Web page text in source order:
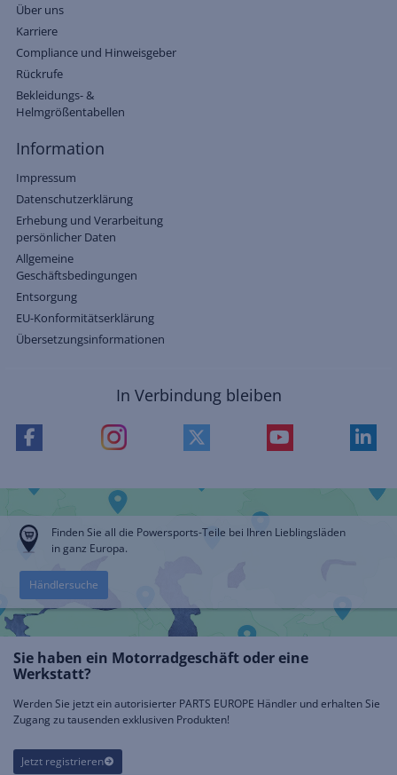
Über uns
Karriere
Compliance und Hinweisgeber
Rückrufe
Bekleidungs- &
Helmgrößentabellen
Information
Impressum
Datenschutzerklärung
Erhebung und Verarbeitung
persönlicher Daten
Allgemeine
Geschäftsbedingungen
Entsorgung
EU-Konformitätserklärung
Übersetzungsinformationen
In Verbindung bleiben
Finden Sie all die Powersports-Teile bei Ihren Lieblingsläden
in ganz Europa.
Händlersuche
Sie haben ein Motorradgeschäft oder eine
Werkstatt?
Werden Sie jetzt ein autorisierter PARTS EUROPE Händler und erhalten Sie
Zugang zu tausenden exklusiven Produkten!
Jetzt registrieren